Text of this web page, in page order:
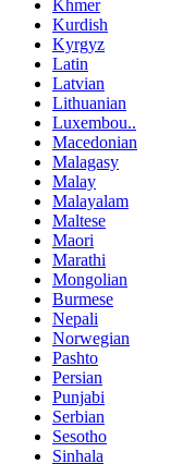
Khmer
Kurdish
Kyrgyz
Latin
Latvian
Lithuanian
Luxembou..
Macedonian
Malagasy
Malay
Malayalam
Maltese
Maori
Marathi
Mongolian
Burmese
Nepali
Norwegian
Pashto
Persian
Punjabi
Serbian
Sesotho
Sinhala